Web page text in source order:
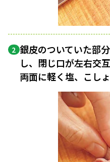
2 銀皮のついていた部
し、閉じ口が左右交
両面に軽く塩、こし